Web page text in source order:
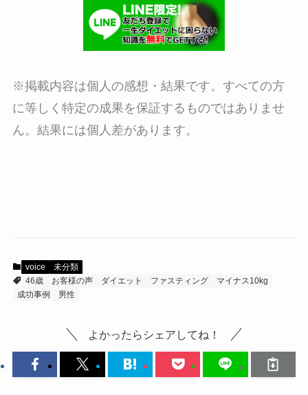
※掲載内容は個人の感想・結果です。すべての方
に等しく特定の成果を保証するものではありませ
ん。結果には個人差があります。
voice
未分類
46歳
お客様の声 ダイエット ファスティング
マイナス10kg
成功事例
男性
よかったらシェアしてね！